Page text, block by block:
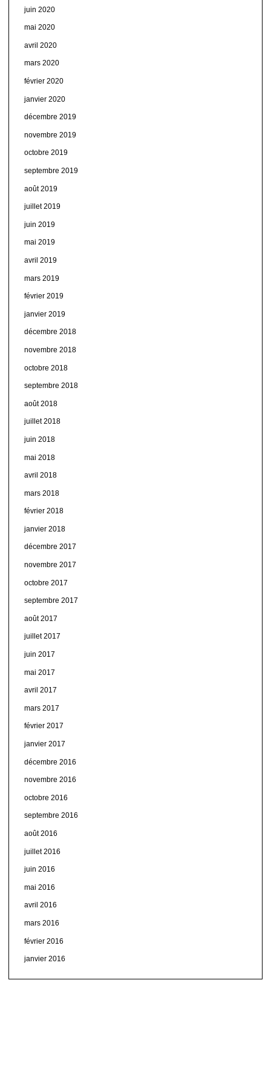
juin 2020
mai 2020
avril 2020
mars 2020
février 2020
janvier 2020
décembre 2019
novembre 2019
octobre 2019
septembre 2019
août 2019
juillet 2019
juin 2019
mai 2019
avril 2019
mars 2019
février 2019
janvier 2019
décembre 2018
novembre 2018
octobre 2018
septembre 2018
août 2018
juillet 2018
juin 2018
mai 2018
avril 2018
mars 2018
février 2018
janvier 2018
décembre 2017
novembre 2017
octobre 2017
septembre 2017
août 2017
juillet 2017
juin 2017
mai 2017
avril 2017
mars 2017
février 2017
janvier 2017
décembre 2016
novembre 2016
octobre 2016
septembre 2016
août 2016
juillet 2016
juin 2016
mai 2016
avril 2016
mars 2016
février 2016
janvier 2016